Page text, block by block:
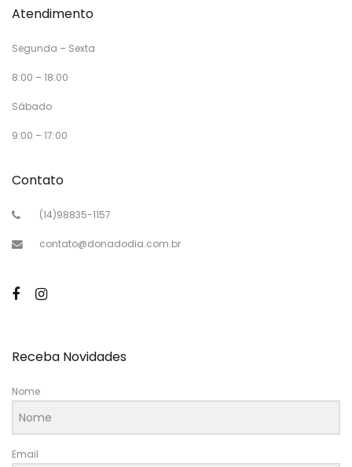
Atendimento
Segunda – Sexta
8:00 – 18:00
Sábado
9:00 – 17:00
Contato
(14)98835-1157
contato@donadodia.com.br
Receba Novidades
Nome
Email